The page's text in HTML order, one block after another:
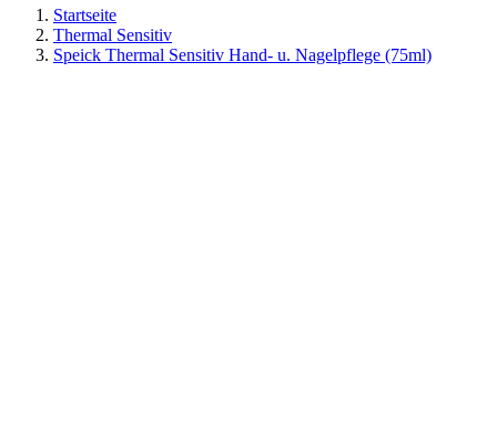
Startseite
Thermal Sensitiv
Speick Thermal Sensitiv Hand- u. Nagelpflege (75ml)